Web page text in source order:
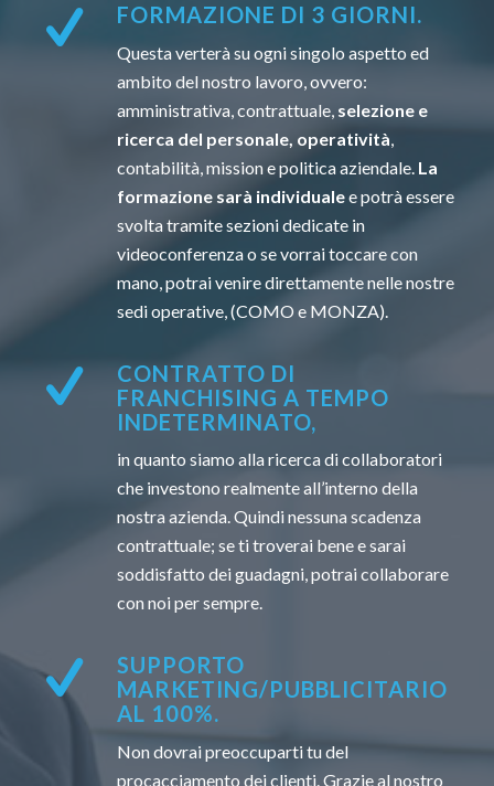
FORMAZIONE DI 3 GIORNI.
Questa verterà su ogni singolo aspetto ed
ambito del nostro lavoro, ovvero:
amministrativa, contrattuale, selezione e
ricerca del personale, operatività
contabilità, mission e politica aziendale. La
formazione sarà individualee potrà essere
svolta tramite sezioni dedicate in
videoconferenza o se vorrai toccare con
mano, potrai venire direttamente nelle nostre
sedi operative, (COMO e MONZA).
CONTRATTO DI
FRANCHISING A TEMPO
INDETERMINATO,
in quanto siamo alla ricerca di collaboratori
che investono realmente all’interno della
nostra azienda. Quindi nessuna scadenza
contrattuale; se ti troverai bene e sarai
soddisfatto dei guadagni, potrai collaborare
con noi per sempre.
SUPPORTO
MARKETING/PUBBLICITARIO
AL 100%.
Non dovrai preoccuparti tu del
procacciamento dei clienti. Grazie al nostro